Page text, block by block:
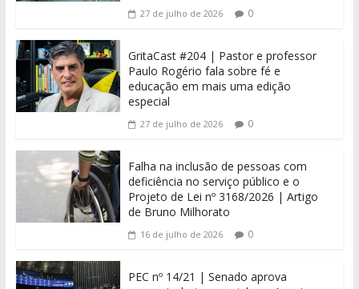
27 de julho de 2026 0
GritaCast #204 | Pastor e professor
Paulo Rogério fala sobre fé e
educação em mais uma edição
especial
27 de julho de 2026 0
Falha na inclusão de pessoas com
deficiência no serviço público e o
Projeto de Lei nº 3168/2026 | Artigo
de Bruno Milhorato
16 de julho de 2026 0
PEC nº 14/21 | Senado aprova